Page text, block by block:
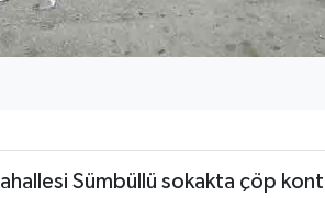
Sümbüllü sokakta çöp